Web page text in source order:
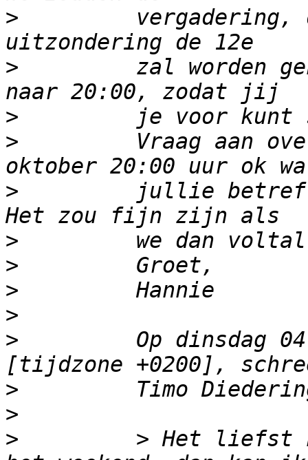
>
vergadering,
>
zal worden
>
>
Vraag aan
>
jullie
>
>
>
>
>
Op dinsdag
>
>
>
> Het liefst